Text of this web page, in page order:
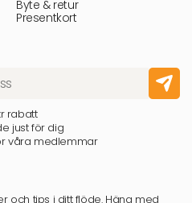
Byte & retur
Presentkort
rabatt
just för dig
våra medlemmar
och tips i ditt flöde. Häng med